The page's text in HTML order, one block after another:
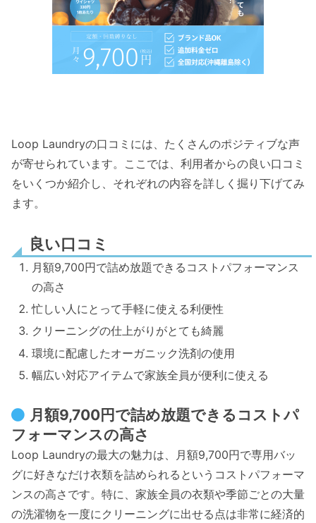
Loop Laundryの口コミには、たくさんのポジティブな声
が寄せられています。ここでは、利用者からの良い口コミ
をいくつか紹介し、それぞれの内容を詳しく掘り下げてみ
ます。
良い口コミ
月額9,700円で詰め放題できるコストパフォーマンス
の高さ
忙しい人にとって手軽に使える利便性
クリーニングの仕上がりがとても綺麗
環境に配慮したオーガニック洗剤の使用
幅広い対応アイテムで家族全員が便利に使える
月額9,700円で詰め放題できるコストパ
フォーマンスの高さ
Loop Laundryの最大の魅力は、月額9,700円で専用バッ
グに好きなだけ衣類を詰められるというコストパフォーマ
ンスの高さです。特に、家族全員の衣類や季節ごとの大量
の洗濯物を一度にクリーニングに出せる点は非常に経済的